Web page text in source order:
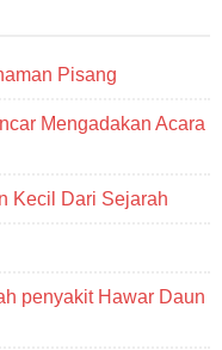
Pisang
Mengadakan Acara
Kecil Dari Sejarah
penyakit Hawar Daun